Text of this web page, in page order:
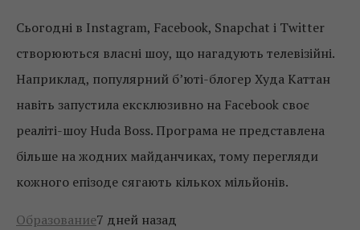
Сьогодні в Instagram, Facebook, Snapchat і Twitter
створюються власні шоу, що нагадують телевізійні.
Наприклад, популярний б’юті-блогер Худа Каттан
навіть запустила ексклюзивно на Facebook своє
реаліті-шоу Huda Boss. Програма не представлена
більше на жодних майданчиках, тому перегляди
кожного епізодe сягають кількох мільйонів.
Образование7 дней назад